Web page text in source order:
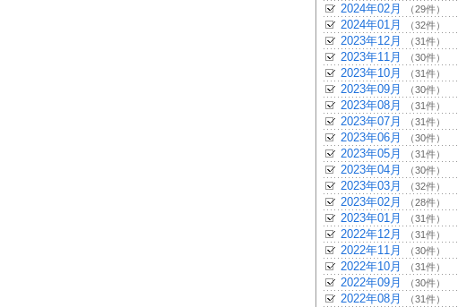
2024年02月 （29件）
2024年01月 （32件）
2023年12月 （31件）
2023年11月 （30件）
2023年10月 （31件）
2023年09月 （30件）
2023年08月 （31件）
2023年07月 （31件）
2023年06月 （30件）
2023年05月 （31件）
2023年04月 （30件）
2023年03月 （32件）
2023年02月 （28件）
2023年01月 （31件）
2022年12月 （31件）
2022年11月 （30件）
2022年10月 （31件）
2022年09月 （30件）
2022年08月 （31件）